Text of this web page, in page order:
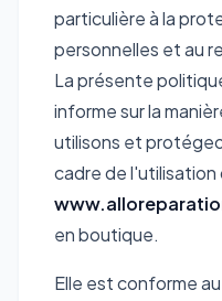
particulière à la
personnelles et au
La présente
informe sur la
utilisons et
cadre de l'utilisation
en boutique.
Elle est conforme